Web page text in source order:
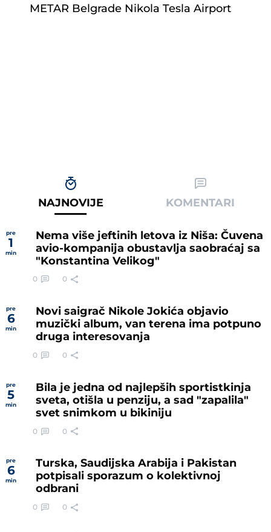
METAR Belgrade Nikola Tesla Airport
NAJNOVIJE KOMENTARI
pre
1
min
Nema više jeftinih letova iz Niša: Čuvena
avio-kompanija obustavlja saobraćaj sa
"Konstantina Velikog"
0 0
pre
6
min
Novi saigrač Nikole Jokića objavio
muzički album, van terena ima potpuno
druga interesovanja
0 0
pre
5
min
Bila je jedna od najlepših sportistkinja
sveta, otišla u penziju, a sad "zapalila"
svet snimkom u bikiniju
0 0
pre
6
min
Turska, Saudijska Arabija i Pakistan
potpisali sporazum o kolektivnoj
odbrani
0 0